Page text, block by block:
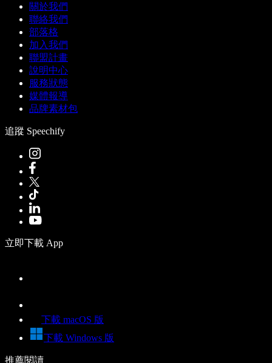
關於我們
聯絡我們
部落格
加入我們
聯盟計畫
說明中心
服務狀態
媒體報導
品牌素材包
追蹤 Speechify
立即下載 App
下載 macOS 版
下載 Windows 版
推薦閱讀